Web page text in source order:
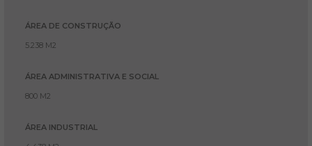
ÁREA DE CONSTRUÇÃO
5.238 M2
ÁREA ADMINISTRATIVA E SOCIAL
800 M2
ÁREA INDUSTRIAL